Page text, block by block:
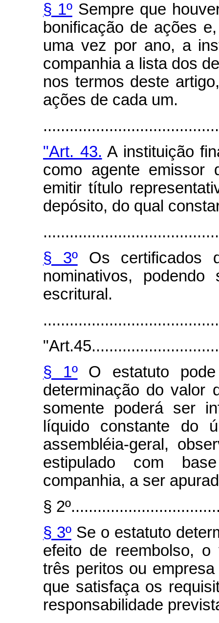
§ 1ºSempre que
bonificação de ações
uma vez por ano, a
companhia a lista dos
nos termos deste
ações de cada um.
"Art. 43. A instituição
como agente emissor
emitir título
depósito, do qual
§ 3ºOs certificados
nominativos,
escritural.
§ 1ºO estatuto pode
determinação do valor
somente poderá ser
líquido constante do
assembléia-geral,
estipulado com
companhia, a ser
§
§ 3ºSe o estatuto
efeito de reembolso,
três peritos ou
que satisfaça os
responsabilidade